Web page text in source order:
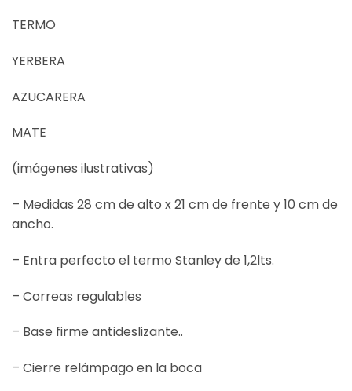
TERMO
YERBERA
AZUCARERA
MATE
(imágenes ilustrativas)
– Medidas 28 cm de alto x 21 cm de frente y 10 cm de
ancho.
– Entra perfecto el termo Stanley de 1,2lts.
– Correas regulables
– Base firme antideslizante..
– Cierre relámpago en la boca